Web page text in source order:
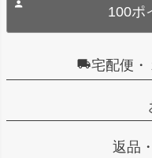
100ポ
宅配便・
返品